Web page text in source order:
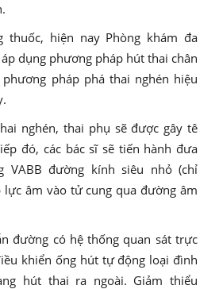
thuốc, hiện nay Phòng khám đa
dụng phương pháp hút thai chân
pháp phá thai nghén hiệu
nghén, thai phụ sẽ được gây tê
đó, các bác sĩ sẽ tiến hành đưa
VABB đường kính siêu nhỏ (chỉ
âm vào tử cung qua đường âm
đường có hệ thống quan sát trực
khiển ống hút tự động loại đình
hút thai ra ngoài. Giảm thiểu